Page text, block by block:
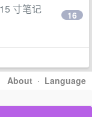
寸笔记
16
About · Language